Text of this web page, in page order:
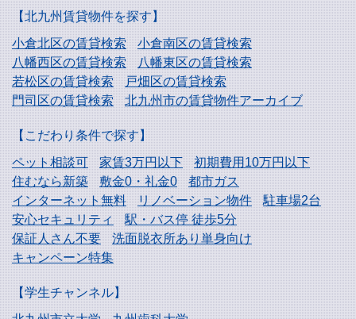
【北九州賃貸物件を探す】
小倉北区の賃貸検索
小倉南区の賃貸検索
八幡西区の賃貸検索
八幡東区の賃貸検索
若松区の賃貸検索
戸畑区の賃貸検索
門司区の賃貸検索
北九州市の賃貸物件アーカイブ
【こだわり条件で探す】
ペット相談可
家賃3万円以下
初期費用10万円以下
住むなら新築
敷金0・礼金0
都市ガス
インターネット無料
リノベーション物件
駐車場2台
安心セキュリティ
駅・バス停 徒歩5分
保証人さん不要
洗面脱衣所あり単身向け
キャンペーン特集
【学生チャンネル】